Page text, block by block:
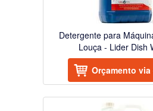
Detergente para
Louça - Lider Dish
Orçamento via